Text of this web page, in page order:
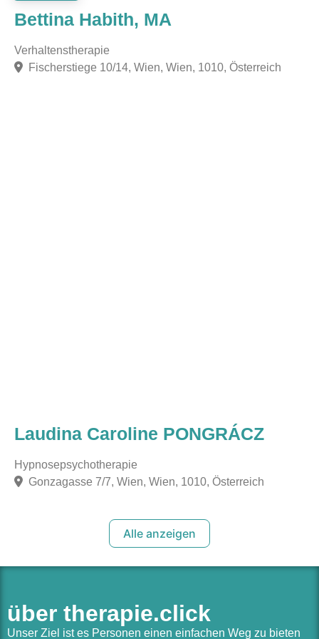
Bettina Habith, MA
Verhaltenstherapie
Fischerstiege 10/14, Wien, Wien, 1010, Österreich
Laudina Caroline PONGRÁCZ
Hypnosepsychotherapie
Gonzagasse 7/7, Wien, Wien, 1010, Österreich
Alle anzeigen
über therapie.click
Unser Ziel ist es Personen einen einfachen Weg zu bieten